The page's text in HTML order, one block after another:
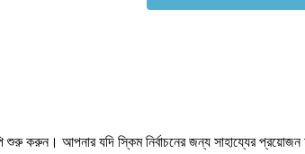
করুন। আপনার যদি স্কিম নির্বাচনের জন্য সাহায্যের